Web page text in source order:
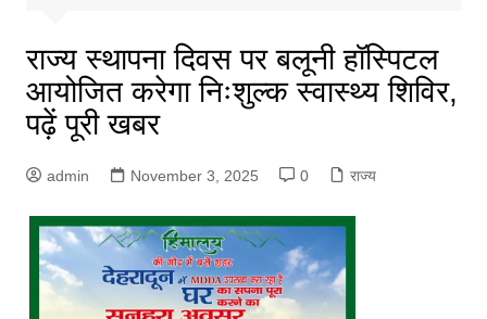
राज्य स्थापना दिवस पर बलूनी हॉस्पिटल
आयोजित करेगा निःशुल्क स्वास्थ्य शिविर,
पढ़ें पूरी खबर
admin November 3, 2025 0 राज्य